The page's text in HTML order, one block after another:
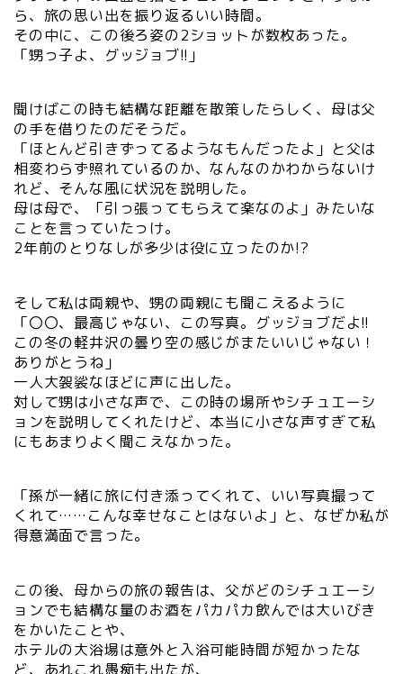
ら、旅の思い出を振り返るいい時間。
その中に、この後ろ姿の2ショットが数枚あった。
「甥っ子よ、グッジョブ!!」
聞けばこの時も結構な距離を散策したらしく、母は父
の手を借りたのだそうだ。
「ほとんど引きずってるようなもんだったよ」と父は
相変わらず照れているのか、なんなのかわからないけ
れど、そんな風に状況を説明した。
母は母で、「引っ張ってもらえて楽なのよ」みたいな
ことを言っていたっけ。
2年前のとりなしが多少は役に立ったのか!?
そして私は両親や、甥の両親にも聞こえるように
「〇〇、最高じゃない、この写真。グッジョブだよ!!
この冬の軽井沢の曇り空の感じがまたいいじゃない！
ありがとうね」
一人大袈裟なほどに声に出した。
対して甥は小さな声で、この時の場所やシチュエーシ
ョンを説明してくれたけど、本当に小さな声すぎて私
にもあまりよく聞こえなかった。
「孫が一緒に旅に付き添ってくれて、いい写真撮って
くれて……こんな幸せなことはないよ」と、なぜか私が
得意満面で言った。
この後、母からの旅の報告は、父がどのシチュエーシ
ョンでも結構な量のお酒をパカパカ飲んでは大いびき
をかいたことや、
ホテルの大浴場は意外と入浴可能時間が短かったな
ど、あれこれ愚痴も出たが、